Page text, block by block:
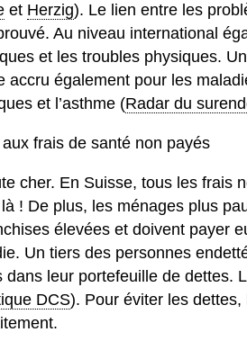
et Herzig). Le lien entre les
Au niveau international
et les troubles physiques.
accru également pour les
et l’asthme (Radar du
frais de santé non payés
cher. En Suisse, tous les frais
! De plus, les ménages plus
élevées et doivent payer
Un tiers des personnes
dans leur portefeuille de dettes.
DCS). Pour éviter les